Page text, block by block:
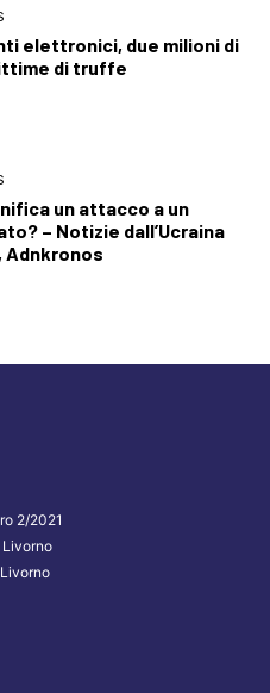
elettronici, due milioni di
di truffe
un attacco a un
– Notizie dall’Ucraina
Adnkronos
2/2021
Livorno